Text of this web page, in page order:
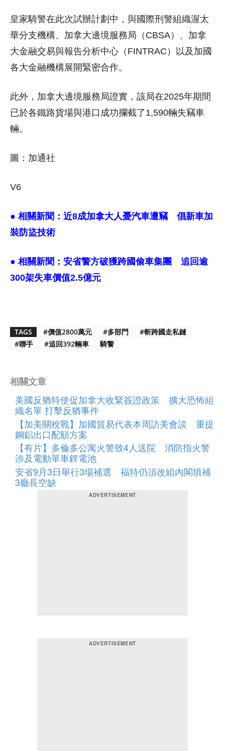
皇家騎警在此次試辦計劃中，與國際刑警組織渥太
華分支機構、加拿大邊境服務局（CBSA）、加拿
大金融交易與報告分析中心（FINTRAC）以及加國
各大金融機構展開緊密合作。
此外，加拿大邊境服務局證實，該局在2025年期間
已於各鐵路貨場與港口成功攔截了1,590輛失竊車
輛。
圖：加通社
V6
● 相關新聞： 近8成加拿大人憂汽車遭竊 倡新車加
裝防盜技術
● 相關新聞： 安省警方破獲跨國偷車集團 追回逾
300架失車價值2.5億元
TAGS #價值2800萬元 #多部門
#斬跨國走私鏈
#聯手
#追回392輛車 騎警
相關文章
美國反猶特使促加拿大收緊簽證政策 擴大恐怖組
織名單 打擊反猶事件
【加美關稅戰】加國貿易代表本周訪美會談 重提
鋼鋁出口配額方案
【有片】多倫多公寓火警致4人送院 消防指火警
涉及電動單車鋰電池
安省9月3日舉行3場補選 福特仍須改組內閣填補
3廳長空缺